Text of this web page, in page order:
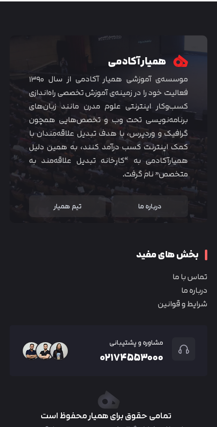
همیار آکادمی
موسسه‌ی آموزشی همیار آکادمی از سال ۱۳۹۰
فعالیت خود را در زمینه‌ی آموزش تخصصی راه‌اندازی
کسب‌و‌کار اینترنتی علوم مدرن مانند زبان‌های
برنامه‌نویسی تحت وب و تخصص‌هایی همچون
گرافیک و وردپرس، با هدف تبدیل علاقه‌مندان با
کمک اینترنت کسب درآمد کنند، به همین دلیل
همیارآکادمی به “کارخانه تبدیل علاقه‌مند به
متخصص” نام گرفت.
درباره ما تیم همیار
بخش های مفید
تماس با ما
درباره ما
شرایط و قوانین
مشاوره و پشتیبانی
۰۲۱۷۴۵۵۳۰۰۰
تمامی حقوق برای همیار محفوظ است
متوجه شدم